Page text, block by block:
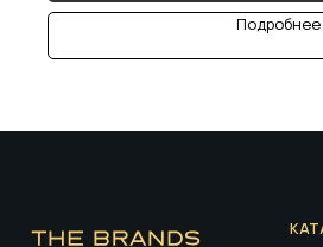
Подробнее